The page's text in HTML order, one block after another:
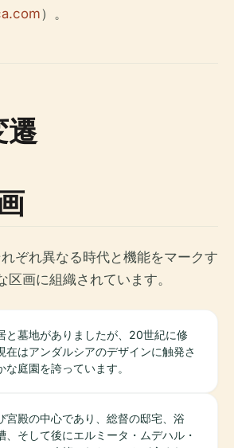
）。
遷
ぞれ異なる時代と機能をマークす
画に組織されています。
と墓地がありましたが、20世紀に修
在はアンダルシアのデザインに触発さ
な庭園を誇っています。
宮殿の中心であり、総督の邸宅、浴
、そして後にエルミータ・ムデハル・